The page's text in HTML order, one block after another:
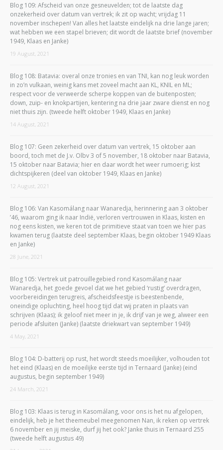
Blog 109: Afscheid van onze gesneuvelden; tot de laatste dag
onzekerheid over datum van vertrek; ik zit op wacht; vrijdag 11
november inschepen! Van alles het laatste eindelijk na drie lange jaren;
wat hebben we een stapel brieven; dit wordt de laatste brief (november
1949, Klaas en Janke)
19 August, 2021
Blog 108: Batavia: overal onze tronies en van TNI, kan nog leuk worden
in zo’n vulkaan, weinig kans met zoveel macht aan KL, KNIL en ML;
respect voor de verweerde scherpe koppen van de buitenposten;
down, zuip- en knokpartijen, kentering na drie jaar zware dienst en nog
niet thuis zijn. (tweede helft oktober 1949, Klaas en Janke)
14 August, 2021
Blog 107: Geen zekerheid over datum van vertrek, 15 oktober aan
boord, toch met de J.v. Olbv 3 of 5 november, 18 oktober naar Batavia,
15 oktober naar Batavia; hier en daar wordt het weer rumoerig; kist
dichtspijkeren (deel van oktober 1949, Klaas en Janke)
12 August, 2021
Blog 106: Van Kasomálang naar Wanaredja, herinnering aan 3 oktober
’46, waarom ging ik naar Indië, verloren vertrouwen in Klaas, kisten en
nog eens kisten, we keren tot de primitieve staat van toen we hier pas
kwamen terug (laatste deel september Klaas, begin oktober 1949 Klaas
en Janke)
28 June, 2021
Blog 105: Vertrek uit patrouillegebied rond Kasomálang naar
Wanaredja, het goede gevoel dat we het gebied ‘rustig’ overdragen,
voorbereidingen terugreis, afscheidsfeestje is beestenbende,
oneindige opluchting, heel hoog tijd dat wij praten in plaats van
schrijven (Klaas); ik geloof niet meer in je, ik drijf van je weg, alweer een
periode afsluiten (Janke) (laatste driekwart van september 1949)
4 May, 2021
Blog 104: D-batterij op rust, het wordt steeds moeilijker, volhouden tot
het eind (Klaas) en de moeilijke eerste tijd in Ternaard (Janke) (eind
augustus, begin september 1949)
24 March, 2021
Blog 103: Klaas is terug in Kasomálang, voor ons is het nu afgelopen,
eindelijk, heb je het theemeubel meegenomen Nan, ik reken op vertrek
6 november en jij meiske, durf jij het ook? Janke thuis in Ternaard 255
(tweede helft augustus 49)